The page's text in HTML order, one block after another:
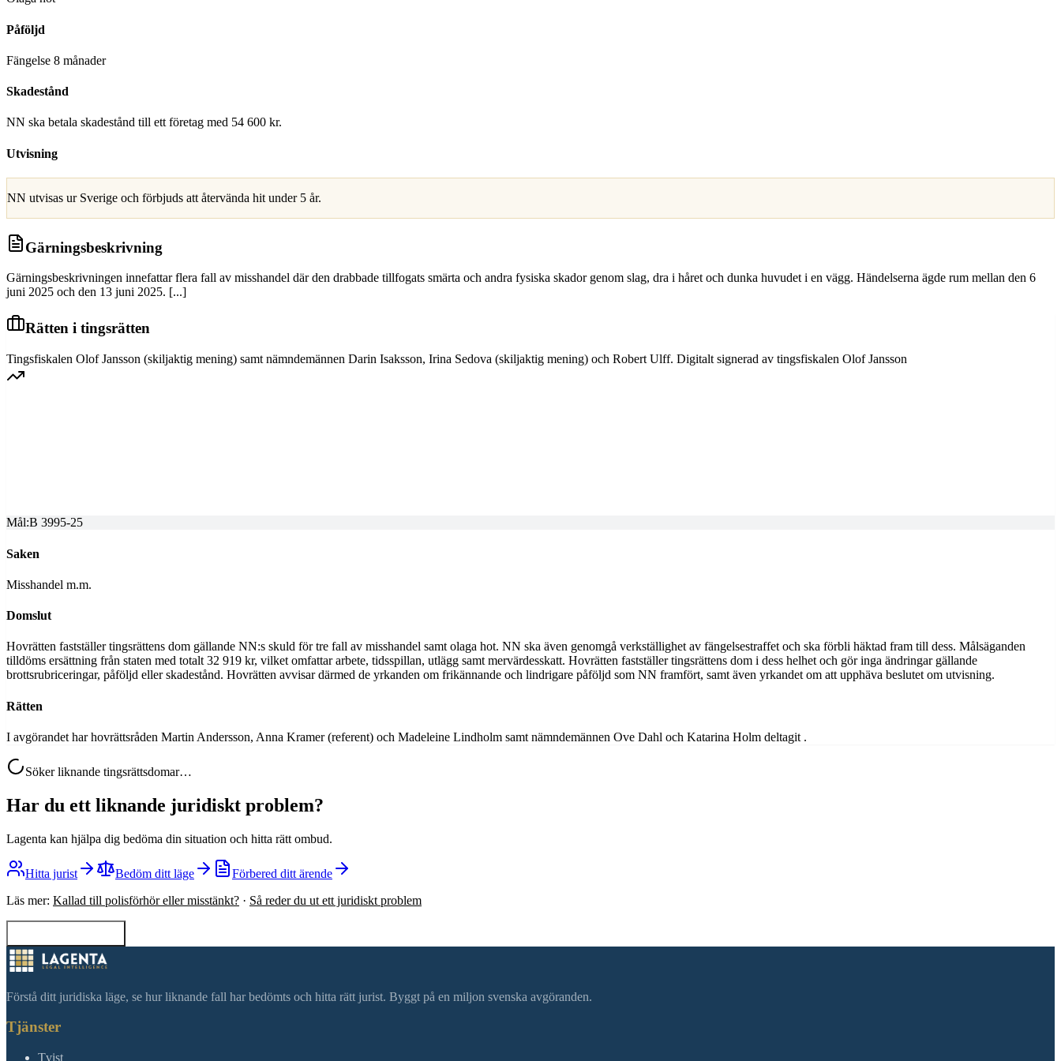
Påföljd
Fängelse 8 månader
Skadestånd
NN ska betala skadestånd till ett företag med 54 600 kr.
Utvisning
NN utvisas ur Sverige och förbjuds att återvända hit under 5 år.
Gärningsbeskrivning
Gärningsbeskrivningen innefattar flera fall av misshandel där den drabbade tillfogats smärta och andra fysiska skador genom slag, dra i håret och dunka huvudet i en vägg. Händelserna ägde rum mellan den 6
juni 2025 och den 13 juni 2025. [...]
Rätten i tingsrätten
Tingsfiskalen Olof Jansson (skiljaktig mening) samt nämndemännen Darin Isaksson, Irina Sedova (skiljaktig mening) och Robert Ulff. Digitalt signerad av tingsfiskalen Olof Jansson
Mål:B 3995-25
Saken
Misshandel m.m.
Domslut
Hovrätten fastställer tingsrättens dom gällande NN:s skuld för tre fall av misshandel samt olaga hot. NN ska även genomgå verkställighet av fängelsestraffet och ska förbli häktad fram till dess. Målsäganden
tilldöms ersättning från staten med totalt 32 919 kr, vilket omfattar arbete, tidsspillan, utlägg samt mervärdesskatt. Hovrätten fastställer tingsrättens dom i dess helhet och gör inga ändringar gällande
brottsrubriceringar, påföljd eller skadestånd. Hovrätten avvisar därmed de yrkanden om frikännande och lindrigare påföljd som NN framfört, samt även yrkandet om att upphäva beslutet om utvisning.
Rätten
I avgörandet har hovrättsråden Martin Andersson, Anna Kramer (referent) och Madeleine Lindholm samt nämndemännen Ove Dahl och Katarina Holm deltagit .
Söker liknande tingsrättsdomar…
Har du ett liknande juridiskt problem?
Lagenta kan hjälpa dig bedöma din situation och hitta rätt ombud.
Hitta jurist Bedöm ditt läge
Förbered ditt ärende
Läs mer: Kallad till polisförhör eller misstänkt? · Så reder du ut ett juridiskt problem
Förstå ditt juridiska läge, se hur liknande fall har bedömts och hitta rätt jurist. Byggt på en miljon svenska avgöranden.
Tjänster
Tvist